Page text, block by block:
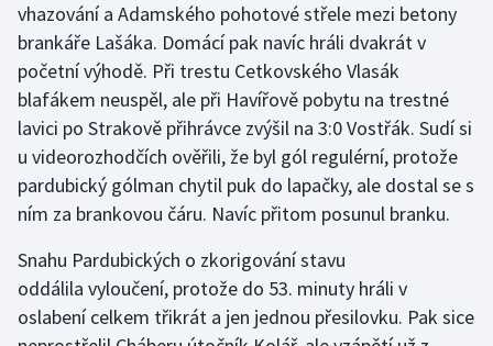
Moderní pětiboj
Motorsport
Olympijské hry
Parasport
Plážový volejbal
vhazování a Adamského pohotové střele mezi betony
brankáře Lašáka. Domácí pak navíc hráli dvakrát v
početní výhodě. Při trestu Cetkovského Vlasák
blafákem neuspěl, ale při Havířově pobytu na trestné
lavici po Strakově přihrávce zvýšil na 3:0 Vostřák. Sudí si
u videorozhodčích ověřili, že byl gól regulérní, protože
pardubický gólman chytil puk do lapačky, ale dostal se s
ním za brankovou čáru. Navíc přitom posunul branku.
Snahu Pardubických o zkorigování stavu
oddálila vyloučení, protože do 53. minuty hráli v
oslabení celkem třikrát a jen jednou přesilovku. Pak sice